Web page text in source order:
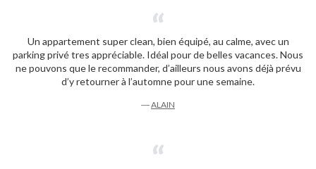
Un appartement super clean, bien équipé, au calme, avec un
parking privé tres appréciable. Idéal pour de belles vacances. Nous
ne pouvons que le recommander, d’ailleurs nous avons déjà prévu
d’y retourner à l’automne pour une semaine.
―ALAIN